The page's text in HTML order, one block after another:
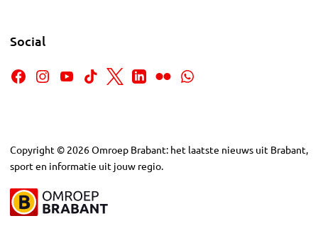
Social
Copyright © 2026Omroep Brabant: het laatste nieuws uit Brabant,
sport en informatie uit jouw regio.